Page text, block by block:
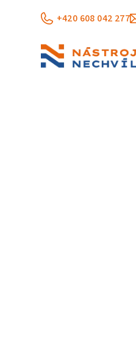
+420 608 042 277